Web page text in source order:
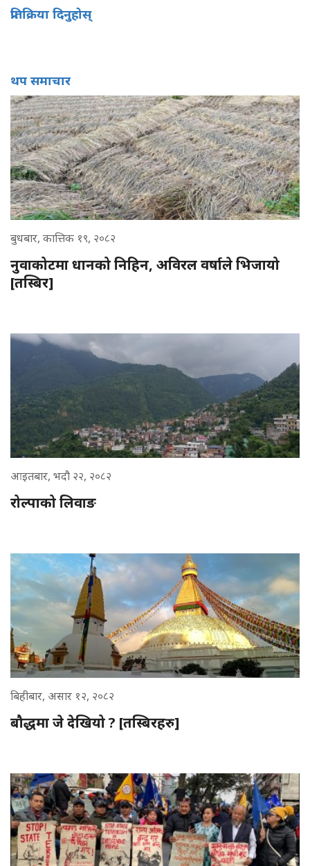
प्रतिक्रिया दिनुहोस्
थप समाचार
बुधबार, कात्तिक १९, २०८२
नुवाकोटमा धानको निहिन, अविरल वर्षाले भिजायो
[तस्बिर]
आइतबार, भदौ २२, २०८२
रोल्पाको लिवाङ
बिहीबार, असार १२, २०८२
बौद्धमा जे देखियो ? [तस्बिरहरु]